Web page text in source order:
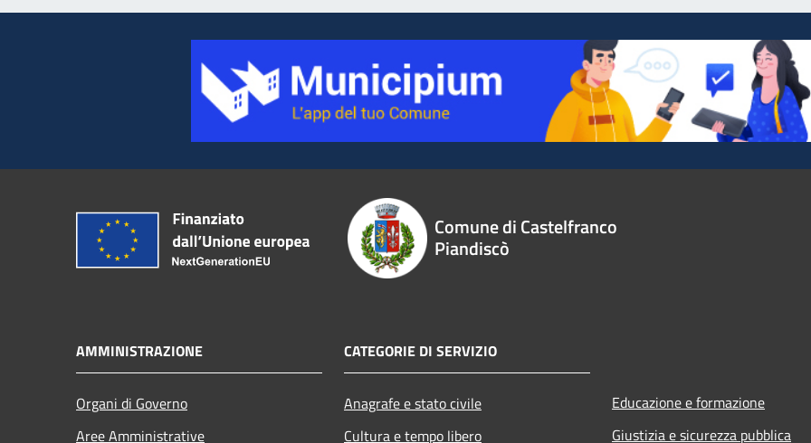
Comune di Castelfranco
Piandiscò
AMMINISTRAZIONE
Organi di Governo
Aree Amministrative
CATEGORIE DI SERVIZIO
Anagrafe e stato civile
Cultura e tempo libero
Educazione e formazione
Giustizia e sicurezza pubblica